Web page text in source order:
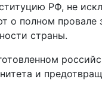
РФ, не
о полном
страны.
и